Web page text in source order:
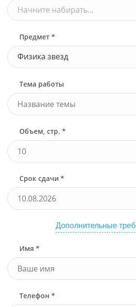
Начните набирать...
Предмет *
Физика звезд
Тема работы
Объем, стр. *
Срок сдачи *
Дополнительные
Имя *
Телефон *